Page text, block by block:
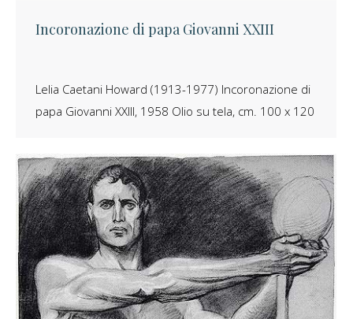
Incoronazione di papa Giovanni XXIII
Lelia Caetani Howard (1913-1977) Incoronazione di
papa Giovanni XXIII, 1958 Olio su tela, cm. 100 x 120